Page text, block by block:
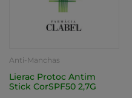
Anti-Manchas
Lierac Protoc Antim
Stick CorSPF50 2,7G